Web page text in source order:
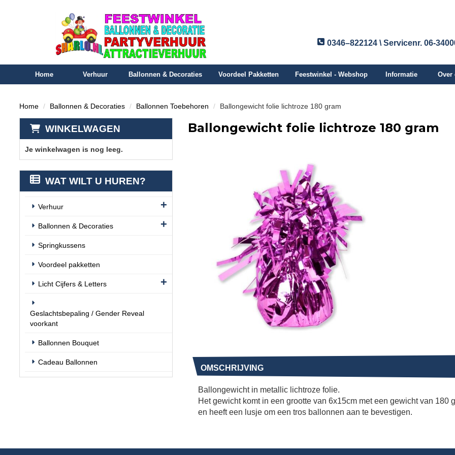
0346–822124 \ Servicenr. 06-
Home Verhuur Ballonnen & Decoraties Voordeel Pakketten Feestwinkel - Webshop Informatie Over
Home Ballonnen & Decoraties Ballonnen Toebehoren Ballongewicht folie lichtroze 180 gram
WINKELWAGEN
Je winkelwagen is nog leeg.
WAT WILT U HUREN?
Verhuur
Ballonnen & Decoraties
Springkussens
Voordeel pakketten
Licht Cijfers & Letters
Geslachtsbepaling / Gender Reveal
voorkant
Ballonnen Bouquet
Cadeau Ballonnen
Ballongewicht folie lichtroze 180 gram
OMSCHRIJVING
Ballongewicht in metallic lichtroze folie.
Het gewicht komt in een grootte van 6x15cm met een gewicht van 180
en heeft een lusje om een tros ballonnen aan te bevestigen.